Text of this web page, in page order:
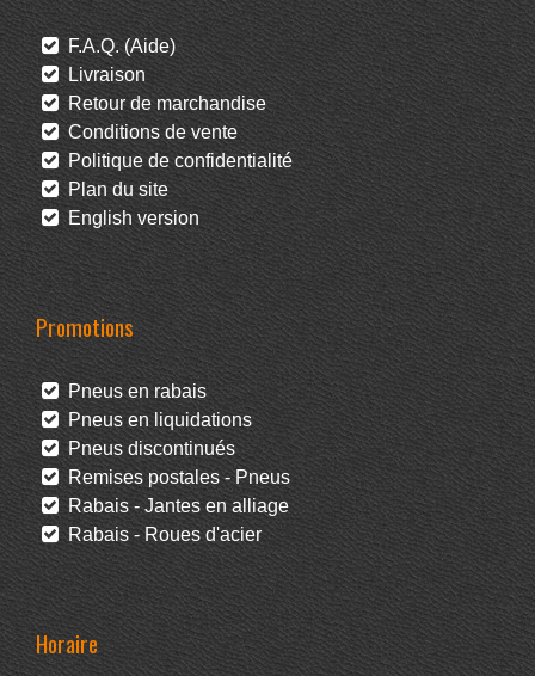
F.A.Q. (Aide)
Livraison
Retour de marchandise
Conditions de vente
Politique de confidentialité
Plan du site
English version
Promotions
Pneus en rabais
Pneus en liquidations
Pneus discontinués
Remises postales - Pneus
Rabais - Jantes en alliage
Rabais - Roues d'acier
Horaire